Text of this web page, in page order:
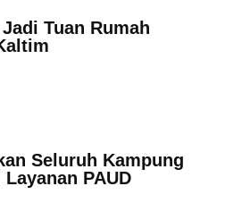
Tuan Rumah
Seluruh Kampung
PAUD